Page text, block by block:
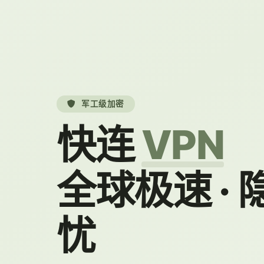
军工级加密
快连VPN
全球极速 ·
忧